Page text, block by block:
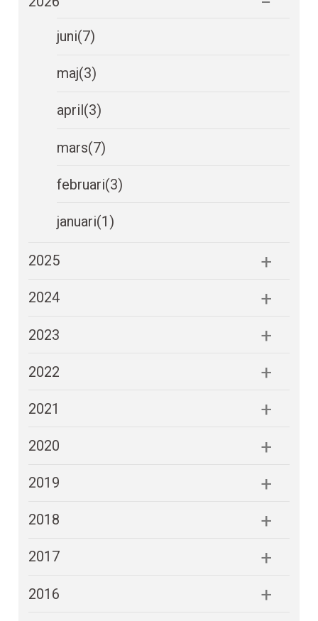
juni(7)
maj(3)
april (3)
mars(7)
februari(3)
januari(1)
2025
2024
2023
2022
2021
2020
2019
2018
2017
2016